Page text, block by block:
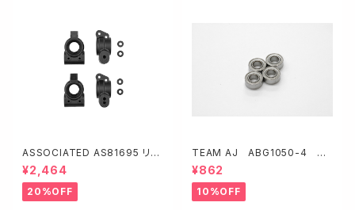
ASSOCIATED AS81695 リヤ
ハブセット【RC8B4.2・オフセッ
ト】
¥2,464
20%OFF
TEAM AJ ABG1050-4 ス
ーパーグリス 1050ベアリング
4ヶ入り【NMB製】
¥862
10%OFF